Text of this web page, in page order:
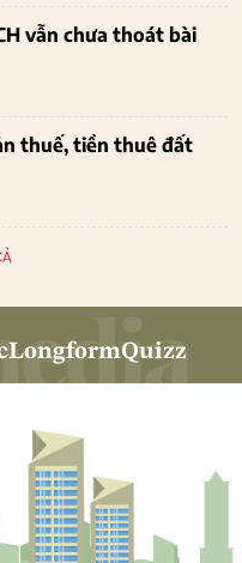
vẫn chưa thoát bài
thuế, tiền thuê đất
LongformQuizz